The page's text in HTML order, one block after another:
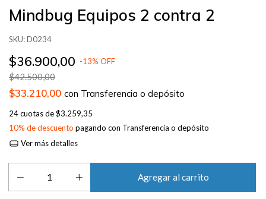
Mindbug Equipos 2 contra 2
SKU:D0234
$36.900,00 -13% OFF
$42.500,00
$33.210,00 con Transferencia o depósito
24cuotas de$3.259,35
10% de descuento pagando con Transferencia o depósito
Ver más detalles